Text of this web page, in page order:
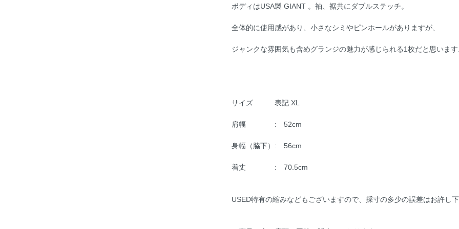
ボディはUSA製 GIANT 。袖、裾共にダブルステッチ。
全体的に使用感があり、小さなシミやピンホールがありますが、
ジャンクな雰囲気も含めグランジの魅力が感じられる1枚だと思います
サイズ 表記 XL
肩幅 : 52cm
身幅（脇下）: 56cm
着丈 : 70.5cm
USED特有の縮みなどもございますので、採寸の多少の誤差はお許し下